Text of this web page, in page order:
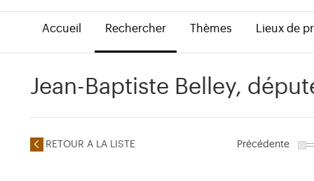
Accueil Rechercher Thèmes Lieux de
Jean-Baptiste Belley,
RETOUR A LA LISTE Précédente